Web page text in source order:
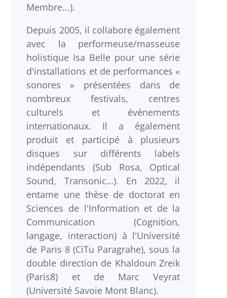
Membre...).
Depuis 2005, il collabore également
avec la performeuse/masseuse
holistique Isa Belle pour une série
d'installations et de performances «
sonores » présentées dans de
nombreux festivals, centres
culturels et événements
internationaux. Il a également
produit et participé à plusieurs
disques sur différents labels
indépendants (Sub Rosa, Optical
Sound, Transonic…). En 2022, il
entame une thèse de doctorat en
Sciences de l'Information et de la
Communication (Cognition,
langage, interaction) à l'Université
de Paris 8 (CiTu Paragrahe), sous la
double direction de Khaldoun Zreik
(Paris8) et de Marc Veyrat
(Université Savoie Mont Blanc).